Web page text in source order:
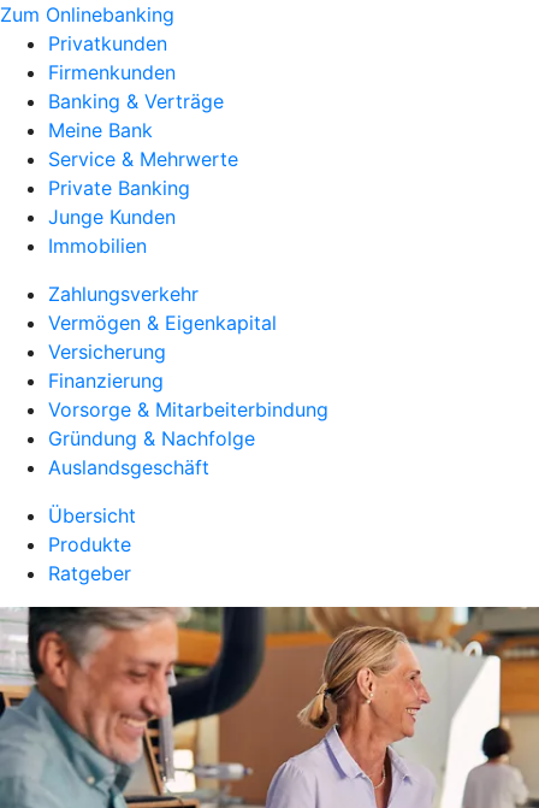
Zum Onlinebanking
Privatkunden
Firmenkunden
Banking & Verträge
Meine Bank
Service & Mehrwerte
Private Banking
Junge Kunden
Immobilien
Zahlungsverkehr
Vermögen & Eigenkapital
Versicherung
Finanzierung
Vorsorge & Mitarbeiterbindung
Gründung & Nachfolge
Auslandsgeschäft
Übersicht
Produkte
Ratgeber